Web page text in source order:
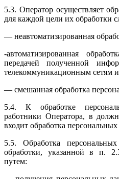
5.3. Оператор осуществляет
для каждой цели их обработки
— неавтоматизированная
-автоматизированная
передачей полученной
телекоммуникационным сетям
— смешанная обработка
5.4. К обработке
работники Оператора, в
входит обработка
5.5. Обработка
обработки, указанной в п.
путем: